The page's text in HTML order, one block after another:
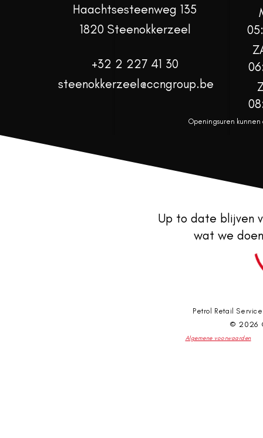
Haachtsesteenweg 135
1820 Steenokkerzeel
+32 2 227 41 30
steenokkerzeel@ccngroup.be
Openingsuren
Up to date blijven
wat we
Petrol Retail
© 2026
Algemene voorwaarden